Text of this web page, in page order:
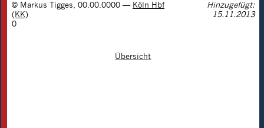
© Markus Tigges 00.00.0000 — Köln Hbf
(KK)
Hinzugefügt:
15.11.2013
0
Übersicht